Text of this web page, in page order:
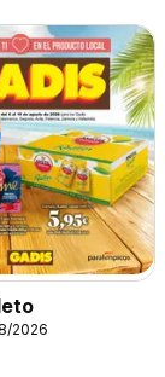
2026